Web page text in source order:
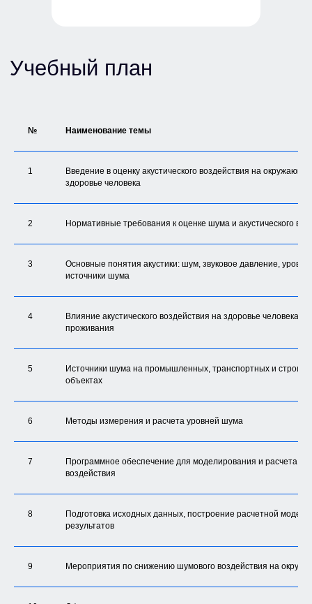
№ Наименование темы
1
Введение в оценку акустического воздействия на
здоровье человека
2 Нормативные требования к оценке шума и акустического
3
Основные понятия акустики: шум, звуковое давление, уровни
источники шума
4
Влияние акустического воздействия на здоровье человека и
проживания
5
Источники шума на промышленных, транспортных и
объектах
6 Методы измерения и расчета уровней шума
7
Программное обеспечение для моделирования и расчета
воздействия
8
Подготовка исходных данных, построение расчетной
результатов
9 Мероприятия по снижению шумового воздействия на
Содержание курса
«Актуальные вопросы изучаемой
2
«Теоретическая база
3
рекомендации,
презентация»
4
«Ответы на вопросы»
Получите бесплатную
консультацию по
экологической безопасности